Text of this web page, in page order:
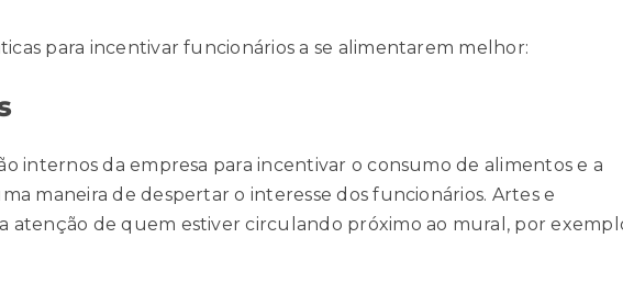
para incentivar funcionários a se alimentarem melhor:
internos da empresa para incentivar o consumo de alimentos e a
maneira de despertar o interesse dos funcionários. Artes e
atenção de quem estiver circulando próximo ao mural, por